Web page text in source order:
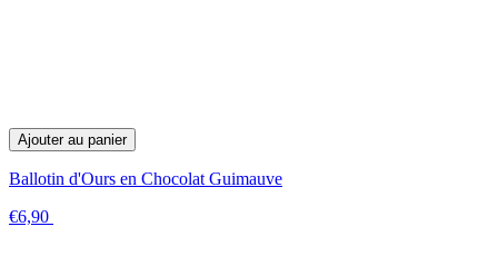
Ajouter au panier
Ballotin d'Ours en Chocolat Guimauve
€6,90